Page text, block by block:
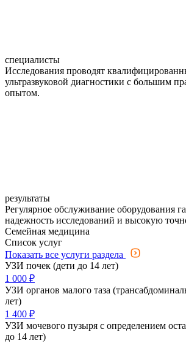
специалисты
Исследования проводят
ультразвуковой диагностики с большим
опытом.
результаты
Регулярное обслуживание оборудования
надежность исследований и высокую
Семейная медицина
Список услуг
Показать все услуги раздела
УЗИ почек (дети до 14 лет)
1 000 ₽
УЗИ органов малого таза
лет)
1 400 ₽
УЗИ мочевого пузыря с определением
до 14 лет)